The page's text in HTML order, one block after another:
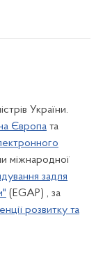
України.
Європа та
міжнародної
задля
(EGAP) , за
розвитку та